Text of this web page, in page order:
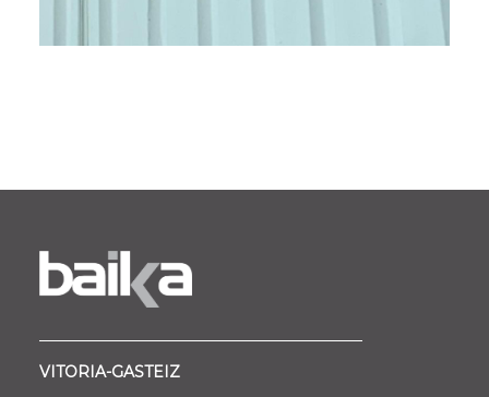
VITORIA-GASTEIZ